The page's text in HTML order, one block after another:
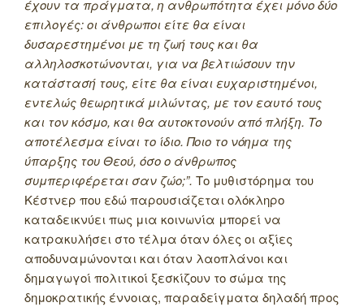
έχουν τα πράγματα, η ανθρωπότητα έχει μόνο δύο
επιλογές: οι άνθρωποι είτε θα είναι
δυσαρεστημένοι με τη ζωή τους και θα
αλληλοσκοτώνονται, για να βελτιώσουν την
κατάστασή τους, είτε θα είναι ευχαριστημένοι,
εντελώς θεωρητικά μιλώντας, με τον εαυτό τους
και τον κόσμο, και θα αυτοκτονούν από πλήξη. Το
αποτέλεσμα είναι το ίδιο. Ποιο το νόημα της
ύπαρξης του Θεού, όσο ο άνθρωπος
συμπεριφέρεται σαν ζώο;”. Το μυθιστόρημα του
Κέστνερ που εδώ παρουσιάζεται ολόκληρο
καταδεικνύει πως μια κοινωνία μπορεί να
κατρακυλήσει στο τέλμα όταν όλες οι αξίες
αποδυναμώνονται και όταν λαοπλάνοι και
δημαγωγοί πολιτικοί ξεσκίζουν το σώμα της
δημοκρατικής έννοιας, παραδείγματα δηλαδή προς